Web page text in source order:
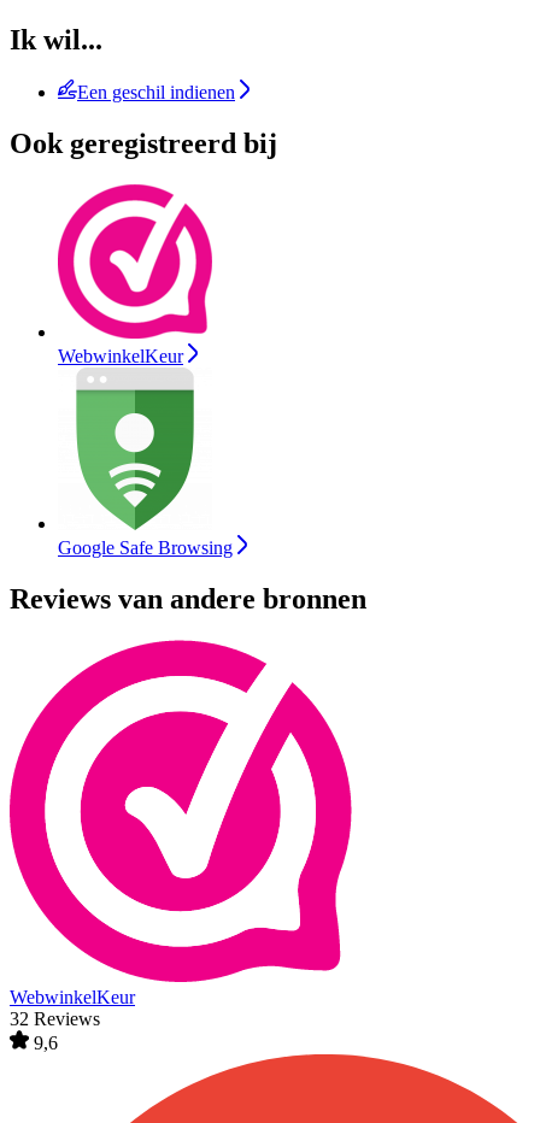
Ik wil...
Een geschil indienen
Ook geregistreerd bij
WebwinkelKeur
Google Safe Browsing
Reviews van andere bronnen
WebwinkelKeur
32 Reviews
9,6